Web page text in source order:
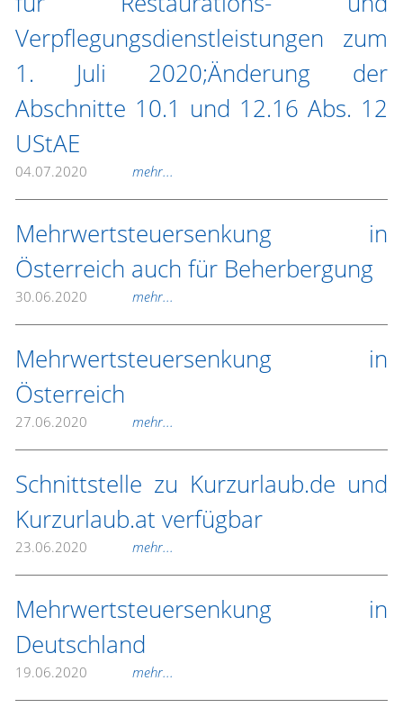
Verpflegungsdienstleistungen zum
1. Juli 2020;Änderung der
Abschnitte 10.1 und 12.16 Abs. 12
UStAE
04.07.2020 mehr...
Mehrwertsteuersenkung in
Österreich auch für Beherbergung
30.06.2020 mehr...
Mehrwertsteuersenkung in
Österreich
27.06.2020 mehr...
Schnittstelle zu Kurzurlaub.de und
Kurzurlaub.at verfügbar
23.06.2020 mehr...
Mehrwertsteuersenkung in
Deutschland
19.06.2020 mehr...